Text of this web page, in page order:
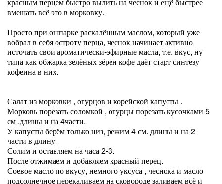
вмешать всё это в морковку.
Просто при ошпарке раскалённым маслом, который уже
вобрал в себя остроту перца, чеснок начинает активно
источать свои ароматически-эфирные масла, т.е. вкус, ну
типа как обжарка зелёных зёрен кофе даёт старт синтезу
кофеина в них.
Салат из морковки , огурцов и корейской капусты .
Морковь порезать соломкой , огурцы порезать кусочками 5
см .длины и на 4части.
У капусты берём только низ, режим 4 см. длины и на 2
части в длину.
Солим и оставляем на часа 2-3.
После отжимаем и добавляем красный перец.
Соевое масло по вкусу, немного уксуса , чеснока и масло
подсолнечное перекаливаем на сковороде заливаем всё и